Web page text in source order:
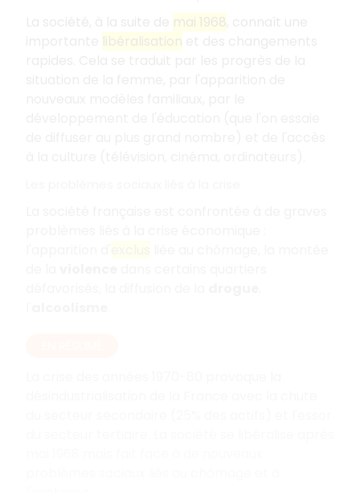
mai 1968
libéralisation